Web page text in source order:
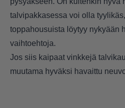
talvipakkasessa voi olla
toppahousuista löytyy nykyään
vaihtoehtoja.
Jos siis kaipaat vinkkejä
muutama hyväksi havaittu